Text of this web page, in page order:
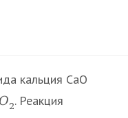
кальция CaO
O2. Реакция